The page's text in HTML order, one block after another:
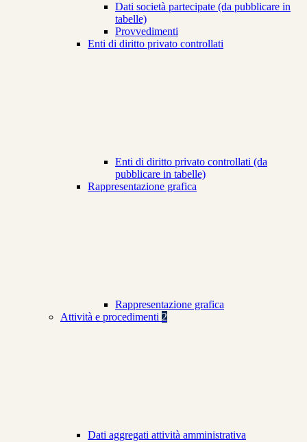
Dati società partecipate (da pubblicare in
tabelle)
Provvedimenti
Enti di diritto privato controllati
Enti di diritto privato controllati (da
pubblicare in tabelle)
Rappresentazione grafica
Rappresentazione grafica
Attività e procedimenti 2
Dati aggregati attività amministrativa